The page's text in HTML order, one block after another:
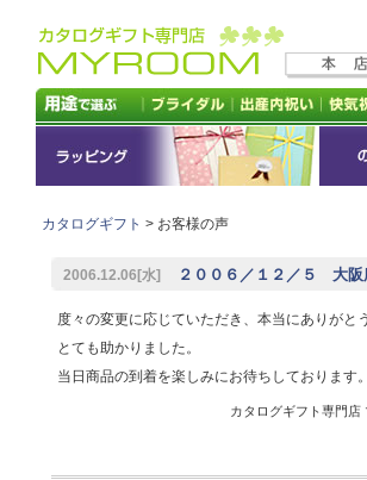
カタログギフト > お客様の声
2006.12.06[水] ２００６／１２／５ 大
度々の変更に応じていただき、本当にありがと
とても助かりました。
当日商品の到着を楽しみにお待ちしております。
カタログギフト専門